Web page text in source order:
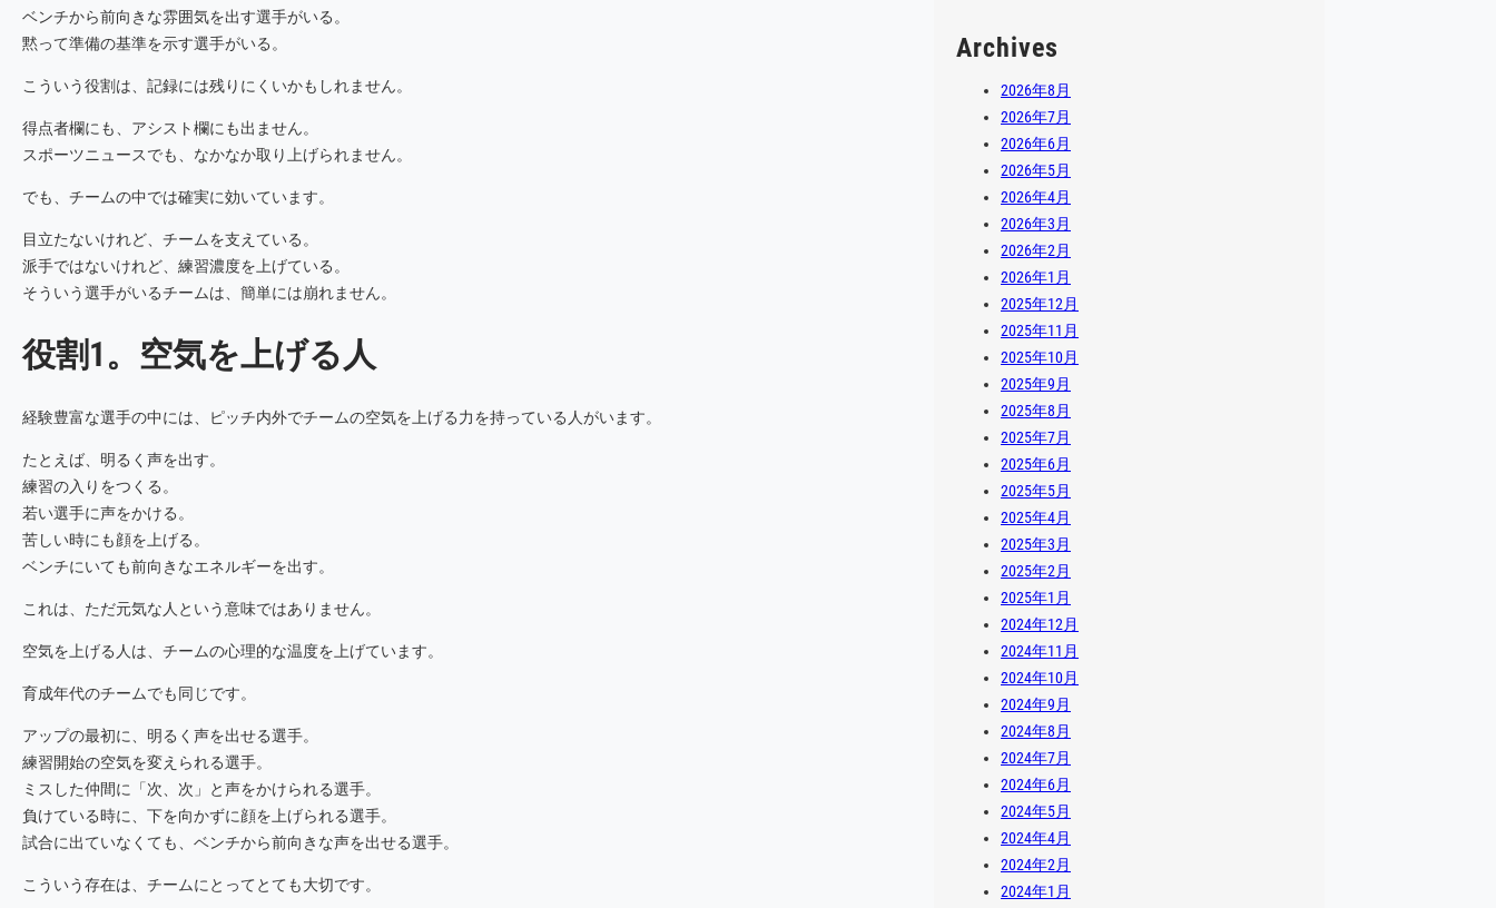
ベンチから前向きな雰囲気を出す選手がいる。
黙って準備の基準を示す選手がいる。
こういう役割は、記録には残りにくいかもしれません。
得点者欄にも、アシスト欄にも出ません。
スポーツニュースでも、なかなか取り上げられません。
でも、チームの中では確実に効いています。
目立たないけれど、チームを支えている。
派手ではないけれど、練習濃度を上げている。
そういう選手がいるチームは、簡単には崩れません。
役割1。空気を上げる人
経験豊富な選手の中には、ピッチ内外でチームの空気を上げる力を持っている人がいます。
たとえば、明るく声を出す。
練習の入りをつくる。
若い選手に声をかける。
苦しい時にも顔を上げる。
ベンチにいても前向きなエネルギーを出す。
これは、ただ元気な人という意味ではありません。
空気を上げる人は、チームの心理的な温度を上げています。
育成年代のチームでも同じです。
アップの最初に、明るく声を出せる選手。
練習開始の空気を変えられる選手。
ミスした仲間に「次、次」と声をかけられる選手。
負けている時に、下を向かずに顔を上げられる選手。
試合に出ていなくても、ベンチから前向きな声を出せる選手。
こういう存在は、チームにとってとても大切です。
Archives
2026年8月
2026年7月
2026年6月
2026年5月
2026年4月
2026年3月
2026年2月
2026年1月
2025年12月
2025年11月
2025年10月
2025年9月
2025年8月
2025年7月
2025年6月
2025年5月
2025年4月
2025年3月
2025年2月
2025年1月
2024年12月
2024年11月
2024年10月
2024年9月
2024年8月
2024年7月
2024年6月
2024年5月
2024年4月
2024年2月
2024年1月